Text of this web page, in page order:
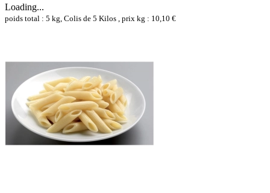
Loading...
poids total : 5 kg, Colis de 5 Kilos , prix kg : 10,10 €